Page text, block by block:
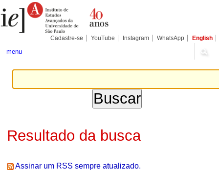
para
conteúdo.
Pessoais
Cadastre-se YouTube Instagram WhatsApp English
menu
Resultado da busca
Assinar um RSS sempre atualizado.